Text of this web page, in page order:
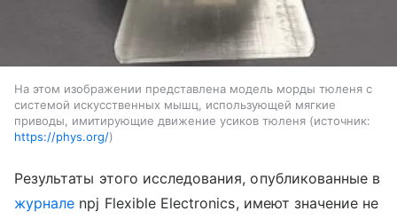
На этом изображении представлена ​​модель морды тюленя с
системой искусственных мышц, использующей мягкие
приводы, имитирующие движение усиков тюленя
источник:
https://phys.org/
Результаты этого исследования, опубликованные в
журнале npj Flexible Electronics, имеют значение не